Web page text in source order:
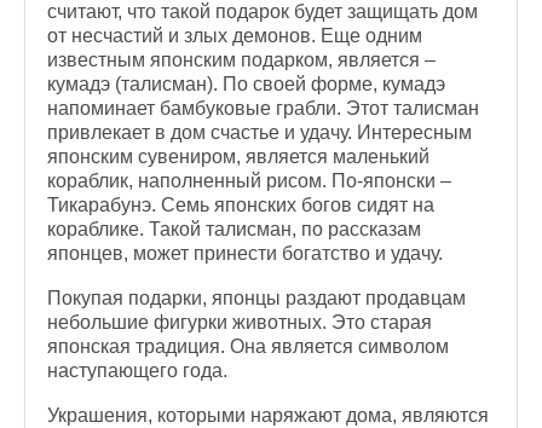
считают, что такой подарок будет защищать дом
от несчастий и злых демонов. Еще одним
известным японским подарком, является –
кумадэ (талисман). По своей форме, кумадэ
напоминает бамбуковые грабли. Этот талисман
привлекает в дом счастье и удачу. Интересным
японским сувениром, является маленький
кораблик, наполненный рисом. По-японски –
Тикарабунэ. Семь японских богов сидят на
кораблике. Такой талисман, по рассказам
японцев, может принести богатство и удачу.
Покупая подарки, японцы раздают продавцам
небольшие фигурки животных. Это старая
японская традиция. Она является символом
наступающего года.
Украшения, которыми наряжают дома, являются